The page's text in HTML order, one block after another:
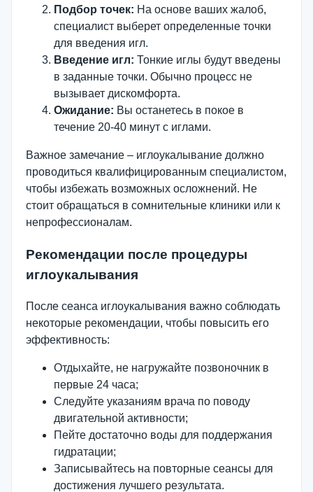
Подбор точек: На основе ваших жалоб,
специалист выберет определенные точки
для введения игл.
Введение игл: Тонкие иглы будут введены
в заданные точки. Обычно процесс не
вызывает дискомфорта.
Ожидание: Вы останетесь в покое в
течение 20-40 минут с иглами.
Важное замечание – иглоукалывание должно
проводиться квалифицированным специалистом,
чтобы избежать возможных осложнений. Не
стоит обращаться в сомнительные клиники или к
непрофессионалам.
Рекомендации после процедуры
иглоукалывания
После сеанса иглоукалывания важно соблюдать
некоторые рекомендации, чтобы повысить его
эффективность:
Отдыхайте, не нагружайте позвоночник в
первые 24 часа;
Следуйте указаниям врача по поводу
двигательной активности;
Пейте достаточно воды для поддержания
гидратации;
Записывайтесь на повторные сеансы для
достижения лучшего результата.